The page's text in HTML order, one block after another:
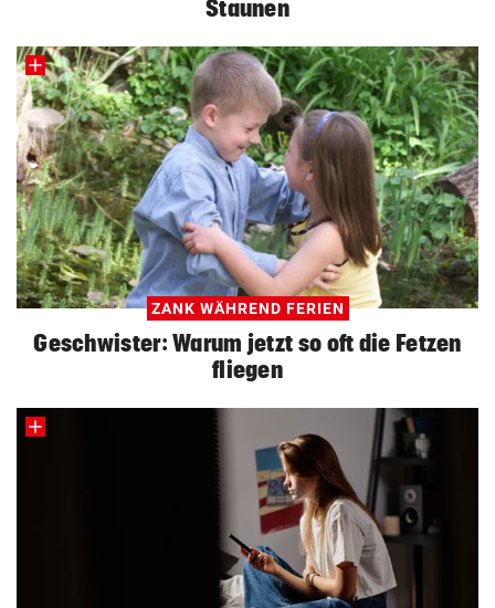
Staunen
ZANK WÄHREND FERIEN
Geschwister: Warum jetzt so oft die Fetzen
fliegen